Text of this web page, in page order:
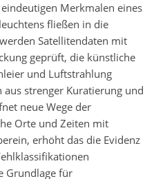
Merkmalen eines
fließen in die
Satellitendaten mit
geprüft, die künstliche
und Luftstrahlung
strenger Kuratierung und
neue Wege der
Orte und Zeiten mit
erhöht das die Evidenz
Grundlage für